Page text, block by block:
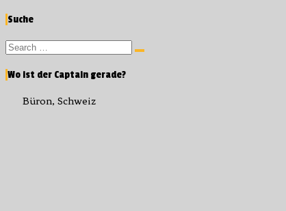
Suche
Search
for:
Search
Wo ist der Captain gerade?
Büron, Schweiz